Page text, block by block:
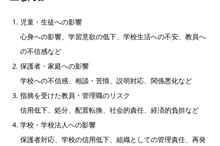
児童・生徒への影響
心身への影響、学習意欲の低下、学校生活への不安、教員へ
の不信感など
保護者・家庭への影響
学校への不信感、相談・苦情、説明対応、関係悪化など
指摘を受けた教員・管理職のリスク
信用低下、処分、配置転換、社会的責任、経済的負担など
学校・学校法人への影響
保護者対応、学校の信用低下、組織としての管理責任、再発